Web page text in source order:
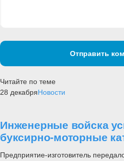
Отправить
Читайте по теме
28 декабряНовости
Инженерные войска
буксирно-моторные
Предприятие-изготовитель